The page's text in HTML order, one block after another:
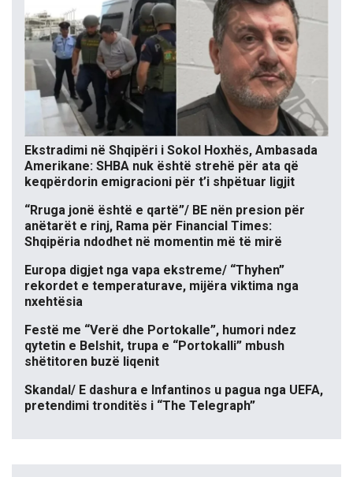
Ekstradimi në Shqipëri i Sokol Hoxhës, Ambasada
Amerikane: SHBA nuk është strehë për ata që
keqpërdorin emigracioni për t’i shpëtuar ligjit
“Rruga jonë është e qartë”/ BE nën presion për
anëtarët e rinj, Rama për Financial Times:
Shqipëria ndodhet në momentin më të mirë
Europa digjet nga vapa ekstreme/ “Thyhen”
rekordet e temperaturave, mijëra viktima nga
nxehtësia
Festë me “Verë dhe Portokalle”, humori ndez
qytetin e Belshit, trupa e “Portokalli” mbush
shëtitoren buzë liqenit
Skandal/ E dashura e Infantinos u pagua nga UEFA,
pretendimi tronditës i “The Telegraph”